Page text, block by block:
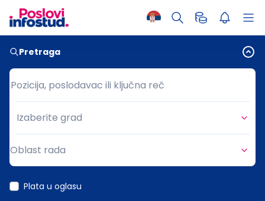
Pretraga
Pozicija, poslodavac ili ključna reč
Pozicija, poslodavac ili ključna reč
Grad
Izaberite grad
Oblast rada
Plata u oglasu